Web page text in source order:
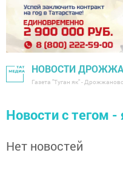
НОВОСТИ
Газета "Туган як" -
Новости с тегом
Нет новостей